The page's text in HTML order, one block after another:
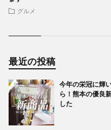
グルメ
最近の投稿
今年の栄冠に輝
ら！熊本の優良
した